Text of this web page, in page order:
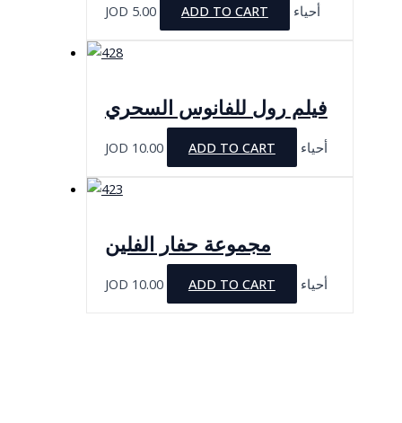
JOD 5.00 ADD TO CART أحياء
فيلم رول للفانوس السحري
JOD 10.00 ADD TO CART أحياء
مجموعة حفار الفلين
JOD 10.00 ADD TO CART أحياء